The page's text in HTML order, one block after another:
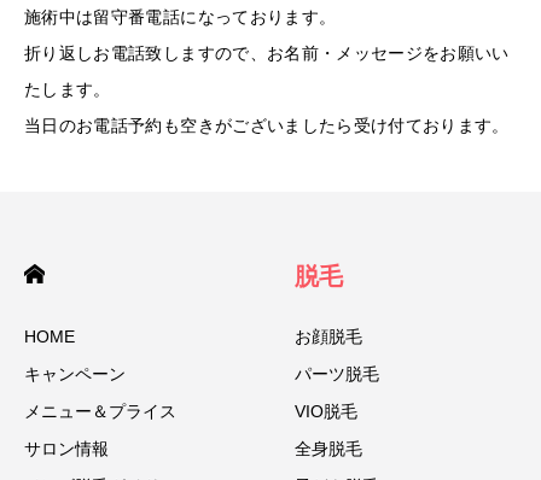
施術中は留守番電話になっております。
折り返しお電話致しますので、お名前・メッセージをお願いい
たします。
当日のお電話予約も空きがございましたら受け付ております。
HOME
キャンペーン
メニュー＆プライス
サロン情報
脱毛
お顔脱毛
パーツ脱毛
VIO脱毛
全身脱毛